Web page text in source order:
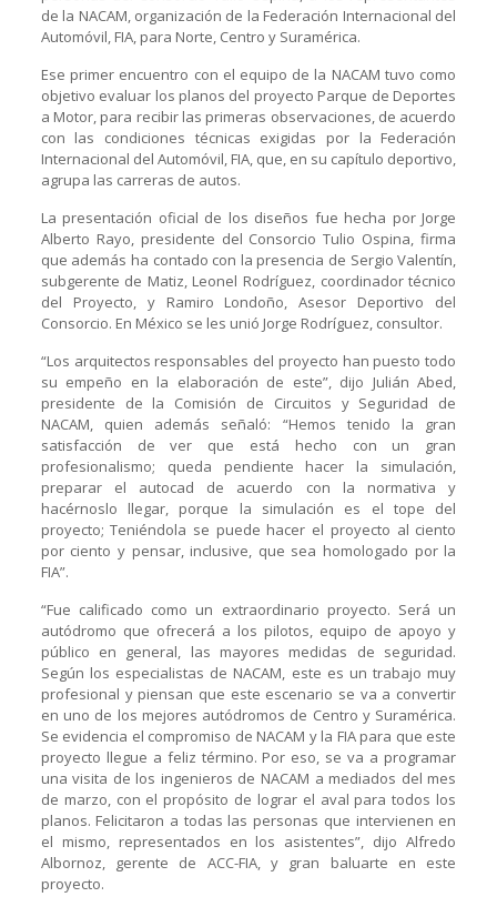
de la NACAM, organización de la Federación Internacional del
Automóvil, FIA, para Norte, Centro y Suramérica.
Ese primer encuentro con el equipo de la NACAM tuvo como
objetivo evaluar los planos del proyecto Parque de Deportes
a Motor, para recibir las primeras observaciones, de acuerdo
con las condiciones técnicas exigidas por la Federación
Internacional del Automóvil, FIA, que, en su capítulo deportivo,
agrupa las carreras de autos.
La presentación oficial de los diseños fue hecha por Jorge
Alberto Rayo, presidente del Consorcio Tulio Ospina, firma
que además ha contado con la presencia de Sergio Valentín,
subgerente de Matiz, Leonel Rodríguez, coordinador técnico
del Proyecto, y Ramiro Londoño, Asesor Deportivo del
Consorcio. En México se les unió Jorge Rodríguez, consultor.
“Los arquitectos responsables del proyecto han puesto todo
su empeño en la elaboración de este”, dijo Julián Abed,
presidente de la Comisión de Circuitos y Seguridad de
NACAM, quien además señaló: “Hemos tenido la gran
satisfacción de ver que está hecho con un gran
profesionalismo; queda pendiente hacer la simulación,
preparar el autocad de acuerdo con la normativa y
hacérnoslo llegar, porque la simulación es el tope del
proyecto; Teniéndola se puede hacer el proyecto al ciento
por ciento y pensar, inclusive, que sea homologado por la
FIA”.
“Fue calificado como un extraordinario proyecto. Será un
autódromo que ofrecerá a los pilotos, equipo de apoyo y
público en general, las mayores medidas de seguridad.
Según los especialistas de NACAM, este es un trabajo muy
profesional y piensan que este escenario se va a convertir
en uno de los mejores autódromos de Centro y Suramérica.
Se evidencia el compromiso de NACAM y la FIA para que este
proyecto llegue a feliz término. Por eso, se va a programar
una visita de los ingenieros de NACAM a mediados del mes
de marzo, con el propósito de lograr el aval para todos los
planos. Felicitaron a todas las personas que intervienen en
el mismo, representados en los asistentes”, dijo Alfredo
Albornoz, gerente de ACC-FIA, y gran baluarte en este
proyecto.